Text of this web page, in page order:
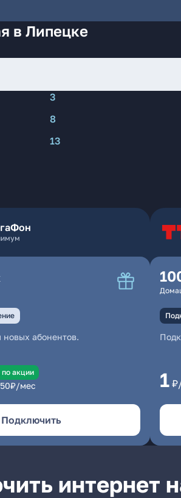
в Липецке
3
8
13
новых абонентов.
акции
₽/мес
Подключить
1
интернет